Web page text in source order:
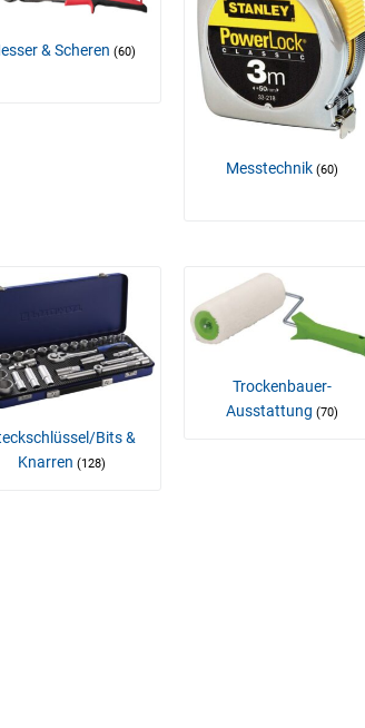
& Scheren(60)
Messtechnik (60)
Bits &
Knarren(128)
Trockenbauer-
Ausstattung (70)